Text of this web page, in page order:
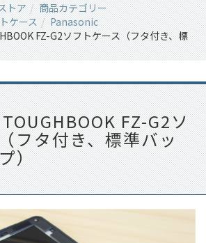
トア
商品カテゴリー
ケース
Panasonic
FZ-G2ソフトケース（フタ付き、標
FZ-G2ソ
フタ付き、標準バッ
）